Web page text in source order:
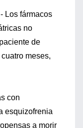
Los fármacos
no
de
meses,
con
esquizofrenia
a morir